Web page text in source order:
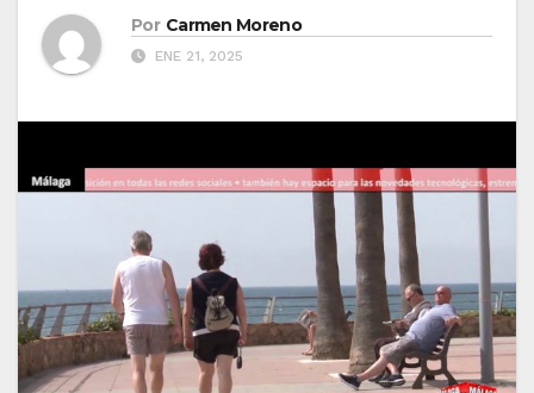
Por Carmen Moreno
ENE 21, 2025